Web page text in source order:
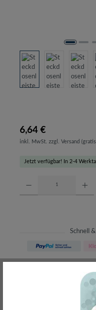
6,64 €
inkl. MwSt. zzgl. Versand
Jetzt verfügbar! In 2-4
Schnell
meist direkt aus
30 Tage
ohne Risiko bestellen